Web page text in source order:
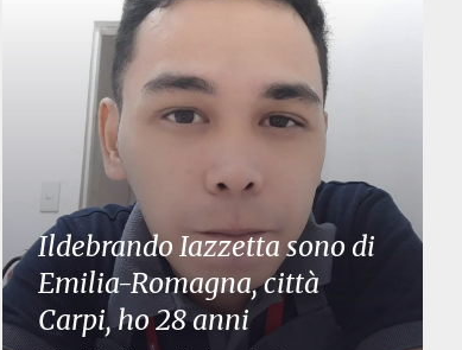
Ildebrando Iazzetta sono di
Emilia-Romagna, città
Carpi, ho 28 anni